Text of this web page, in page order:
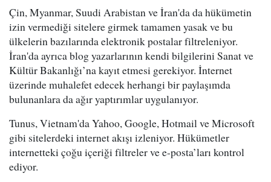
Çin, Myanmar, Suudi Arabistan ve İran'da da hükümetin
izin vermediği sitelere girmek tamamen yasak ve bu
ülkelerin bazılarında elektronik postalar filtreleniyor.
İran'da ayrıca blog yazarlarının kendi bilgilerini Sanat ve
Kültür Bakanlığı’na kayıt etmesi gerekiyor. İnternet
üzerinde muhalefet edecek herhangi bir paylaşımda
bulunanlara da ağır yaptırımlar uygulanıyor.
Tunus, Vietnam'da Yahoo, Google, Hotmail ve Microsoft
gibi sitelerdeki internet akışı izleniyor. Hükümetler
internetteki çoğu içeriği filtreler ve e-posta’ları kontrol
ediyor.